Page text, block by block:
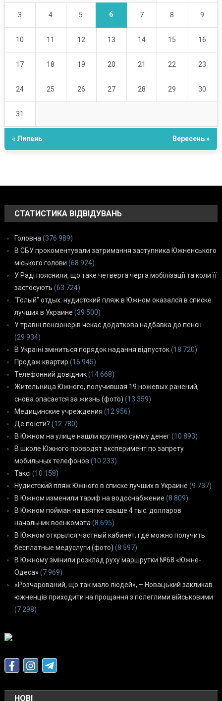
3 4 5 6 7 8 9
10 11 12 13 14 15 16
17 18 19 20 21 22 23
24 25 26 27 28 29 30
31
« Липень Вересень »
СТАТИСТИКА ВІДВІДУВАНЬ
Головна (376 989)
В СБУ прокоментували затримання заступника Южненського
міського голови (68 924)
У Раді пояснили, що таке четверта черга мобілізації та коли її
застосують (63 724)
“Голый” отдых: нудистский пляж в Южном оказался в списке
лучших в Украине (39 500)
У травні пенсіонерів чекає додаткова надбавка до пенсії
(29 934)
В Україні зміниться порядок надання відпусток(18 720)
Продаж квартир (16 945)
Телефонний довідник(14 668)
Жительница Южного, получившая 19 ножевых ранений,
снова опасается за жизнь (фото) (13 359)
Медицинские учреждения (12 956)
Де поїсти? (12 780)
В Южном на улице нашли крупную сумму денег(10 893)
В школе Южного проводят эксперимент по запрету
мобильных телефонов (10 233)
Таксі (10 158)
Нудистский пляж Южного в списке лучших в Украине (9 737)
В Южном изменили тариф на водоснабжение (8 809)
В Южном пойман на взятке свыше 4 тыс. долларов
начальник военкомата (8 695)
В Южном открылся частный кабинет, где можно получить
бесплатные медуслуги (фото) (8 597)
В Южному змінили розклад руху маршрутки №68 «Южне-
Одеса» (7 969)
«Розчарований, що так мало людей», – Новацький закликав
южненців приходити на прощання з полеглими військовими
(7 298)
НОВІ